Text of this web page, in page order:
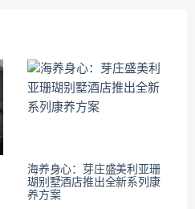
海养身心：芽庄盛美利亚珊
瑚别墅酒店推出全新系列康
养方案